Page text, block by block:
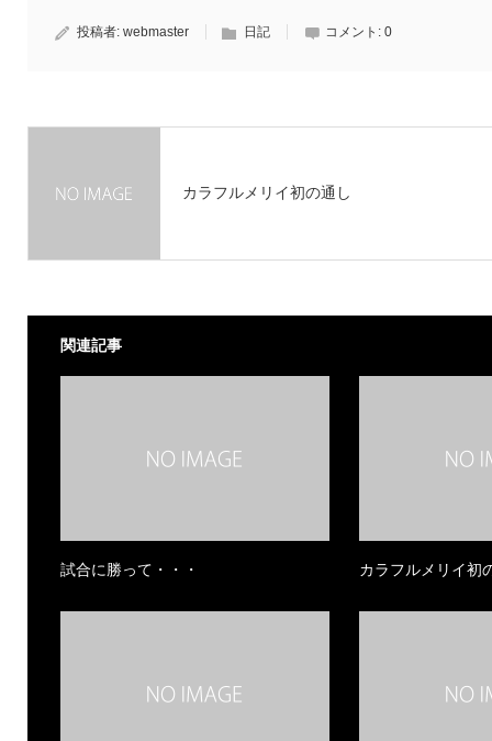
投稿者: webmaster 日記 コメント: 0
カラフルメリイ初の通し
関連記事
試合に勝って・・・ カラフルメリイ初